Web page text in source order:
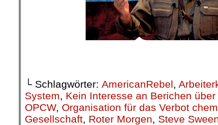
└ Schlagwörter: AmericanRebel
System
Kein Interesse an Berichen
OPCW, Organisation für das Verbot
Gesellschaft Roter Morgen Steve